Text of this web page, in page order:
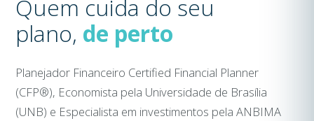
Quem cuida do seu
plano, de perto
Planejador Financeiro Certified Financial Planner
(CFP®), Economista pela Universidade de Brasília
(UNB) e Especialista em investimentos pela ANBIMA